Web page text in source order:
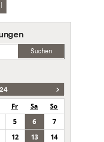
Suchen
Fr Sa
So
5 6
7
12 13
14